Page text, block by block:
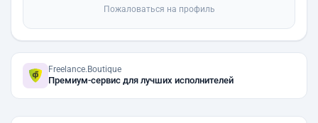
Пожаловаться на профиль
Freelance.Boutique
Премиум-сервис для лучших исполнителей